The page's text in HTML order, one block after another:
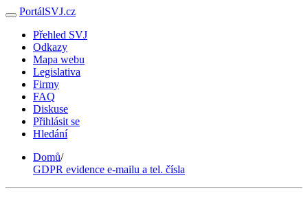
PortálSVJ.cz
Přehled SVJ
Odkazy
Mapa webu
Legislativa
Firmy
FAQ
Diskuse
Přihlásit se
Hledání
Domů/
GDPR evidence e-mailu a tel. čísla